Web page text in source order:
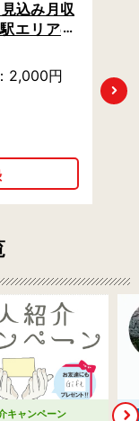
込み月収
エリアの
日数や時
2,000円
Next
キャンペーン